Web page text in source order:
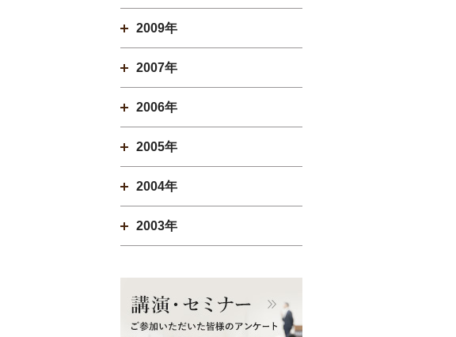
2009年
2007年
2006年
2005年
2004年
2003年